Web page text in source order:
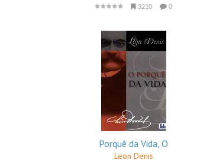
3210 0
Porquê da Vida, O
Leon Denis